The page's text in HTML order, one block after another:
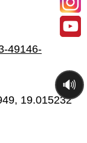
49146-
19.015232
🔊